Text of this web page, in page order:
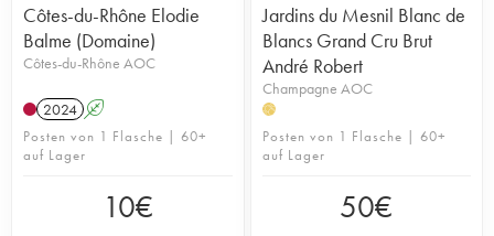
Côtes-du-Rhône Elodie
Balme (Domaine)
Côtes-du-Rhône AOC
2024 A
Posten von 1 Flasche | 60+
auf Lager
10€
Jardins du Mesnil Blanc de
Blancs Grand Cru Brut
André Robert
Champagne AOC
H
Posten von 1 Flasche | 60+
auf Lager
50€